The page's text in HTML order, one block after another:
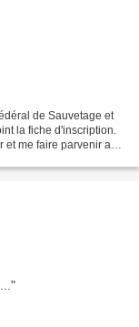
de Sauvetage et
la fiche d'inscription.
et me faire parvenir au